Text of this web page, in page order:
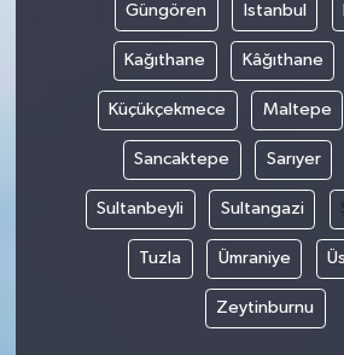
Güngören Istanbul
Kağıthane Kâğıthane
Küçükçekmece Maltepe
Sancaktepe Sarıyer
Sultanbeyli Sultangazi
Tuzla Ümraniye
Zeytinburnu